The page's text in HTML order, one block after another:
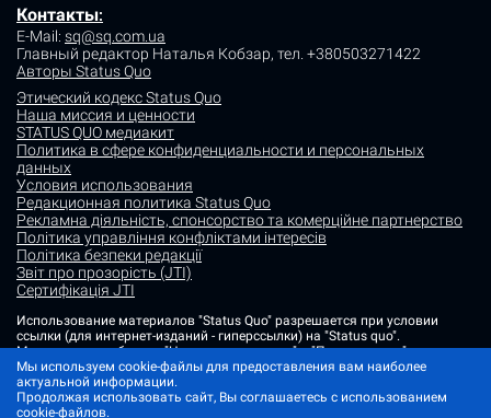
Контакты:
E-Mail: sq@sq.com.ua
Главный редактор Наталья Кобзар, тел. +380503271422
Авторы Status Quo
Этический кодекс Status Quo
Наша миссия и ценности
STATUS QUO медиакит
Политика в сфере конфиденциальности и персональных
данных
Условия использования
Редакционная политика Status Quo
Рекламна діяльність, спонсорство та комерційне партнерство
Політика управління конфліктами інтересів
Політика безпеки редакції
Звіт про прозорість (JTI)
Сертифікація JTI
Использование материалов "Status Quo" разрешается при условии
ссылки (для интернет-изданий - гиперссылки) на "Status quo".
Материалы в рубриках "Новости партнеров" и "Пресс-релизы"
размещаются на правах рекламы или в рамках некоммерческого
партнерства.
Изображения, содержащие метку "Status Quo" или не содержащие
Мы используем cookie-файлы для предоставления вам наиболее
актуальной информации.
Продолжая использовать сайт, Вы соглашаетесь с использованием
cookie-файлов.